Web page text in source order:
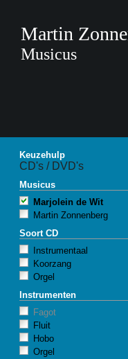
Martin
Musicus
Keuzehulp
CD's / DVD's
Musicus
Marjolein de Wit
Martin Zonnenberg
Soort CD
Instrumentaal
Koorzang
Orgel
Instrumenten
Fagot
Fluit
Hobo
Orgel